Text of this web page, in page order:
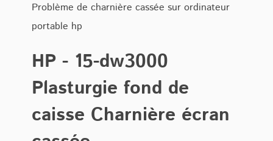
Problème de charnière cassée sur ordinateur
portable hp
HP - 15-dw3000
Plasturgie fond de
caisse Charnière écran